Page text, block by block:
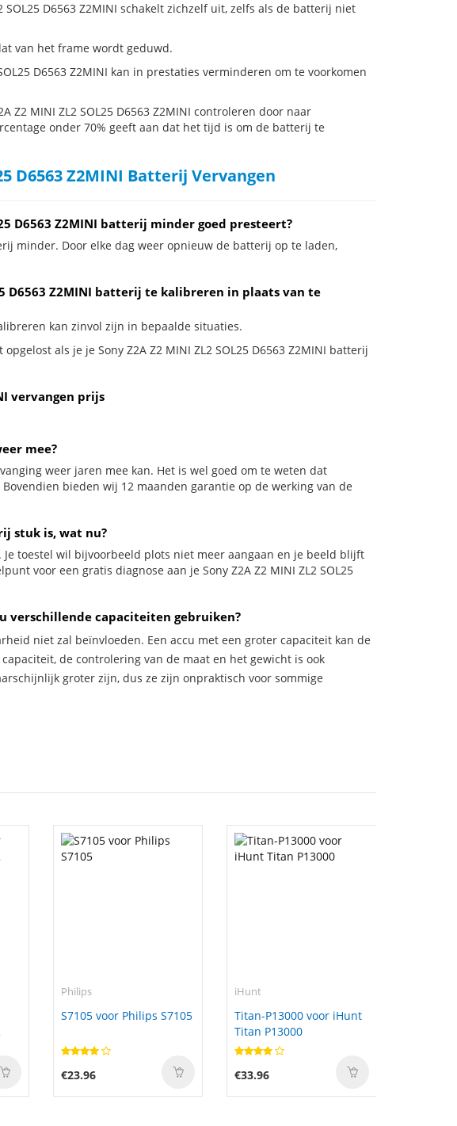
D6563 Z2MINI schakelt zichzelf uit, zelfs als de batterij niet
van het frame wordt geduwd.
D6563 Z2MINI kan in prestaties verminderen om te voorkomen
Z2 MINI ZL2 SOL25 D6563 Z2MINI controleren door naar
onder 70% geeft aan dat het tijd is om de batterij te
D6563 Z2MINI Batterij Vervangen
D6563 Z2MINI batterij minder goed presteert?
minder. Door elke dag weer opnieuw de batterij op te laden,
D6563 Z2MINI batterij te kalibreren in plaats van te
kan zinvol zijn in bepaalde situaties.
als je je Sony Z2A Z2 MINI ZL2 SOL25 D6563 Z2MINI batterij
vervangen prijs
mee?
weer jaren mee kan. Het is wel goed om te weten dat
bieden wij 12 maanden garantie op de werking van de
stuk is, wat nu?
Je toestel wil bijvoorbeeld plots niet meer aangaan en je beeld blijft
voor een gratis diagnose aan je Sony Z2A Z2 MINI ZL2 SOL25
verschillende capaciteiten gebruiken?
niet zal beïnvloeden. Een accu met een groter capaciteit kan de
de controlering van de maat en het gewicht is ook
groter zijn, dus ze zijn onpraktisch voor sommige
Philips
S7105 voor Philips S7105
€23.96
iHunt
Titan-P13000 voor iHunt
Titan P13000
€33.96